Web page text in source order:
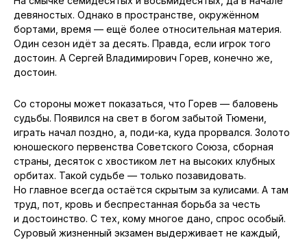
девяностых. Однако в пространстве, окружённом
бортами, время — ещё более относительная материя.
Один сезон идёт за десять. Правда, если игрок того
достоин. А Сергей Владимирович Горев, конечно же,
достоин.
Со стороны может показаться, что Горев — баловень
судьбы. Появился на свет в богом забытой Тюмени,
играть начал поздно, а, поди-ка, куда прорвался. Золото
юношеского первенства Советского Союза, сборная
страны, десяток с хвостиком лет на высоких клубных
орбитах. Такой судьбе — только позавидовать.
Но главное всегда остаётся скрытым за кулисами. А там
труд, пот, кровь и беспрестанная борьба за честь
и достоинство. С тех, кому многое дано, спрос особый.
Суровый жизненный экзамен выдерживает не каждый,